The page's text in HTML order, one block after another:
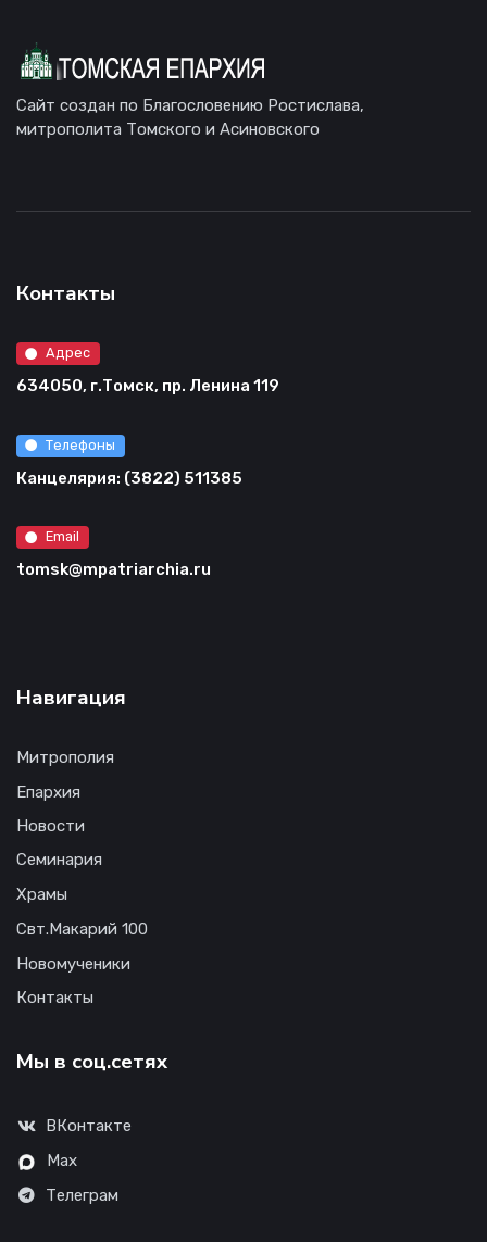
Сайт создан по Благословению Ростислава,
митрополита Томского и Асиновского
Контакты
Адрес
634050, г.Томск, пр. Ленина 119
Телефоны
Канцелярия: (3822) 511385
Email
tomsk@mpatriarchia.ru
Навигация
Митрополия
Епархия
Новости
Семинария
Храмы
Свт.Макарий 100
Новомученики
Контакты
Мы в соц.сетях
ВКонтакте
Max
Телеграм